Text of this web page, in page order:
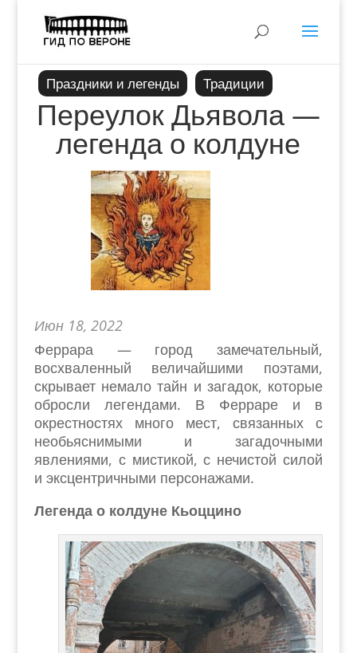
Праздники и легенды Традиции
Переулок Дьявола —
легенда о колдуне
Июн 18, 2022
Феррара — город замечательный,
восхваленный величайшими поэтами,
скрывает немало тайн и загадок, которые
обросли легендами. В Ферраре и в
окрестностях много мест, связанных с
необьяснимыми и загадочными
явлениями, с мистикой, с нечистой силой
и эксцентричными персонажами.
Легенда о колдуне Кьоццино